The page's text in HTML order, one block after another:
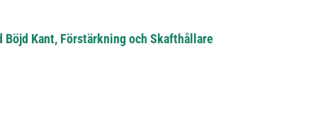
Böjd Kant, Förstärkning och Skafthållare